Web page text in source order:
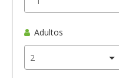
Adultos